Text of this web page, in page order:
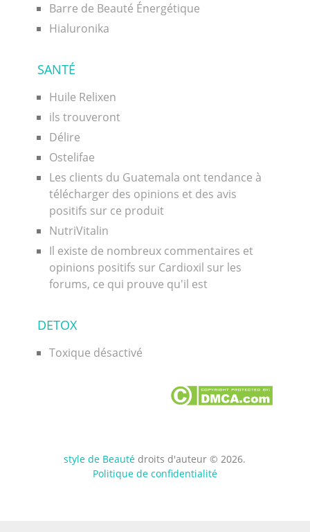
Barre de Beauté Énergétique
Hialuronika
SANTÉ
Huile Relixen
ils trouveront
Délire
Ostelifae
Les clients du Guatemala ont tendance à
télécharger des opinions et des avis
positifs sur ce produit
NutriVitalin
Il existe de nombreux commentaires et
opinions positifs sur Cardioxil sur les
forums, ce qui prouve qu'il est
DETOX
Toxique désactivé
style de Beauté droits d'auteur © 2026.
Politique de confidentialité